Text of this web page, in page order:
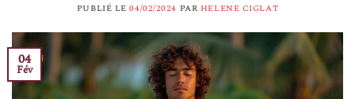
PUBLIÉ LE04/02/2024 PAR HELENE CIGLAT
04
Fév